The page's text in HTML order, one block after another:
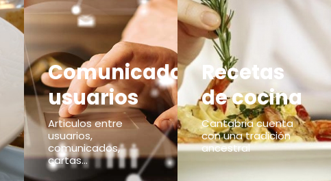
Comunicados
usuarios
Articulos entre
usuarios,
comunicados,
cartas...
Recetas
de cocina
Cantabria cuenta
con una tradición
ancestral